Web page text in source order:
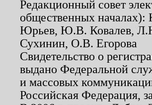
Редакционный совет
общественных
Юрьев, Ю.В. Ковалев,
Сухинин, О.В. Егорова
Свидетельство о
выдано Федеральной
и массовых
Российская Федерация,